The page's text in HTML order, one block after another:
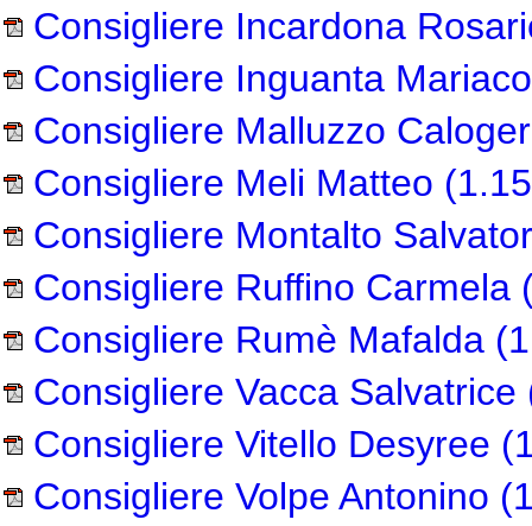
Consigliere Incardona
Consigliere Inguanta
Consigliere Malluzzo
Consigliere Meli Matteo
Consigliere Montalto
Consigliere Ruffino Carmela
Consigliere Rumè Mafalda
Consigliere Vacca Salvatrice
Consigliere Vitello Desyree
Consigliere Volpe Antonino